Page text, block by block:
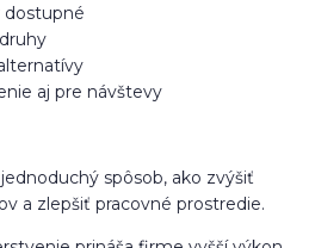
dostupné
aj pre návštevy
spôsob, ako zvýšiť
a zlepšiť pracovné prostredie.